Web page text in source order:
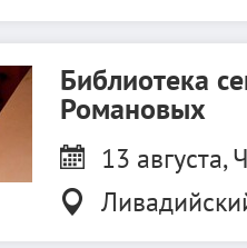
Библиотека
Романовых
13 августа,